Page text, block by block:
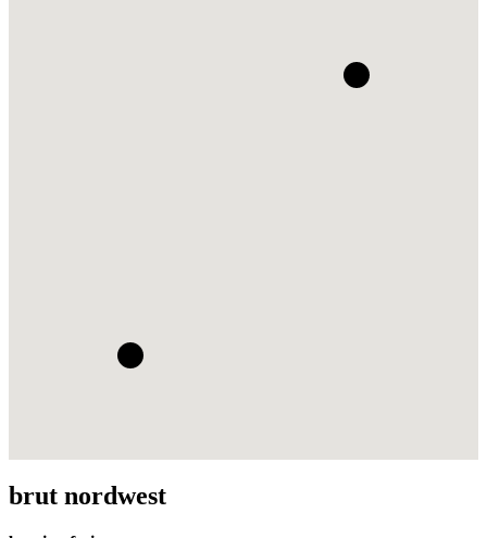
brut nordwest